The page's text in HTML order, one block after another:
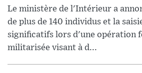
Le ministère de l'Intérieur a
de plus de 140 individus et la
significatifs lors d'une opération
militarisée visant à d...